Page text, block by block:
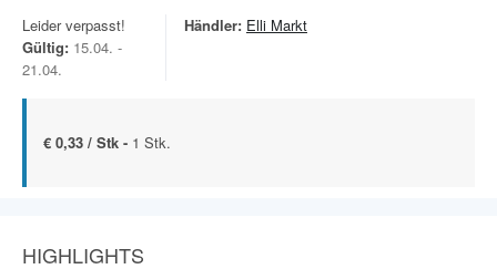
Leider verpasst!
Gültig: 15.04. -
21.04.
Händler: Elli Markt
€ 0,33 / Stk - 1 Stk.
HIGHLIGHTS